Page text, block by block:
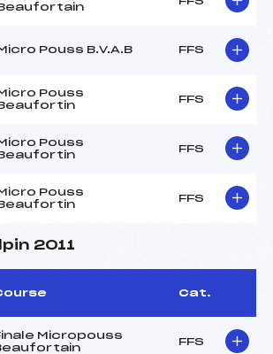
Pouss B.V.A.B FFS
Pouss
FFS
Pouss
FFS
Pouss
FFS
2011
Cat.
Micropouss
FFS